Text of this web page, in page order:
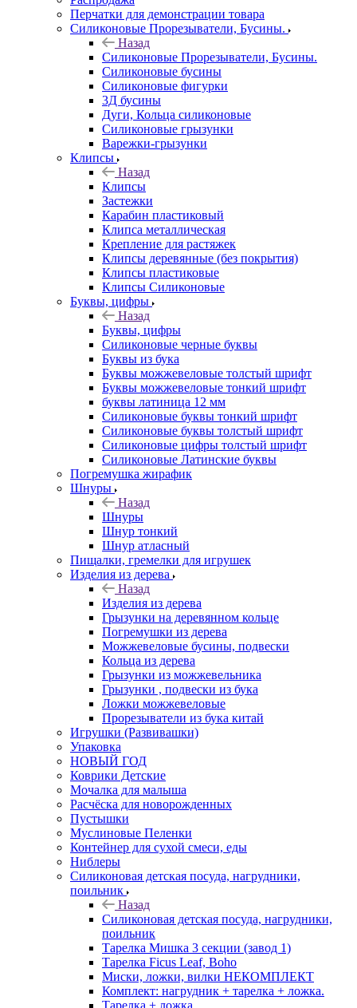
Перчатки для демонстрации товара
Силиконовые Прорезыватели, Бусины.
Назад
Силиконовые Прорезыватели, Бусины.
Силиконовые бусины
Силиконовые фигурки
3Д бусины
Дуги, Кольца силиконовые
Силиконовые грызунки
Варежки-грызунки
Клипсы
Назад
Клипсы
Застежки
Карабин пластиковый
Клипса металлическая
Крепление для растяжек
Клипсы деревянные (без покрытия)
Клипсы пластиковые
Клипсы Силиконовые
Буквы, цифры
Назад
Буквы, цифры
Силиконовые черные буквы
Буквы из бука
Буквы можжевеловые толстый шрифт
Буквы можжевеловые тонкий шрифт
буквы латиница 12 мм
Силиконовые буквы тонкий шрифт
Силиконовые буквы толстый шрифт
Силиконовые цифры толстый шрифт
Силиконовые Латинские буквы
Погремушка жирафик
Шнуры
Назад
Шнуры
Шнур тонкий
Шнур атласный
Пищалки, гремелки для игрушек
Изделия из дерева
Назад
Изделия из дерева
Грызунки на деревянном кольце
Погремушки из дерева
Можжевеловые бусины, подвески
Кольца из дерева
Грызунки из можжевельника
Грызунки , подвески из бука
Ложки можжевеловые
Прорезыватели из бука китай
Игрушки (Развивашки)
Упаковка
НОВЫЙ ГОД
Коврики Детские
Мочалка для малыша
Расчёска для новорожденных
Пустышки
Муслиновые Пеленки
Контейнер для сухой смеси, еды
Ниблеры
Силиконовая детская посуда, нагрудники,
поильник
Назад
Силиконовая детская посуда, нагрудники,
поильник
Тарелка Мишка 3 секции (завод 1)
Тарелка Ficus Leaf, Boho
Миски, ложки, вилки НЕКОМПЛЕКТ
Комплект: нагрудник + тарелка + ложка.
Тарелка + ложка